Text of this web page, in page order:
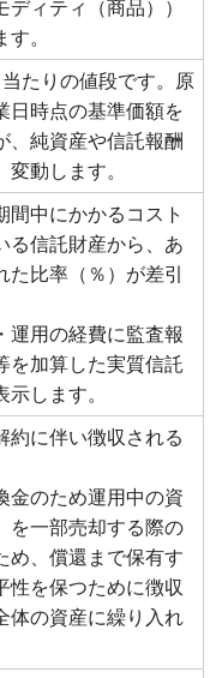
ィティ（商品））
。
たりの値段です。原
日時点の基準価額を
、純資産や信託報酬
動します。
間中にかかるコスト
る信託財産から、あ
た比率（％）が差引
運用の経費に監査報
を加算した実質信託
します。
約に伴い徴収される
金のため運用中の資
を一部売却する際の
め、償還まで保有す
性を保つために徴収
体の資産に繰り入れ